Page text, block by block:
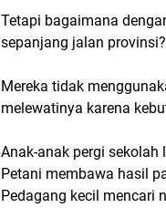
Tetapi bagaimana
sepanjang jalan provinsi?
Mereka tidak
melewatinya karena
Anak-anak pergi sekolah
Petani membawa hasil
Pedagang kecil mencari